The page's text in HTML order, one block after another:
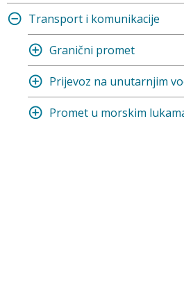
Transport i komunikacije
Granični promet
Prijevoz na unutarnjim
Promet u morskim